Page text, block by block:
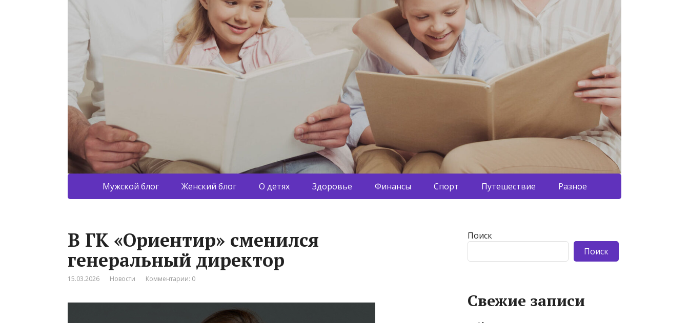
Мужской блог Женский блог О детях Здоровье Финансы Спорт Путешествие Разное
В ГК «Ориентир» сменился
генеральный директор
15.03.2026 Новости Комментарии: 0
Поиск
Поиск
Свежие записи